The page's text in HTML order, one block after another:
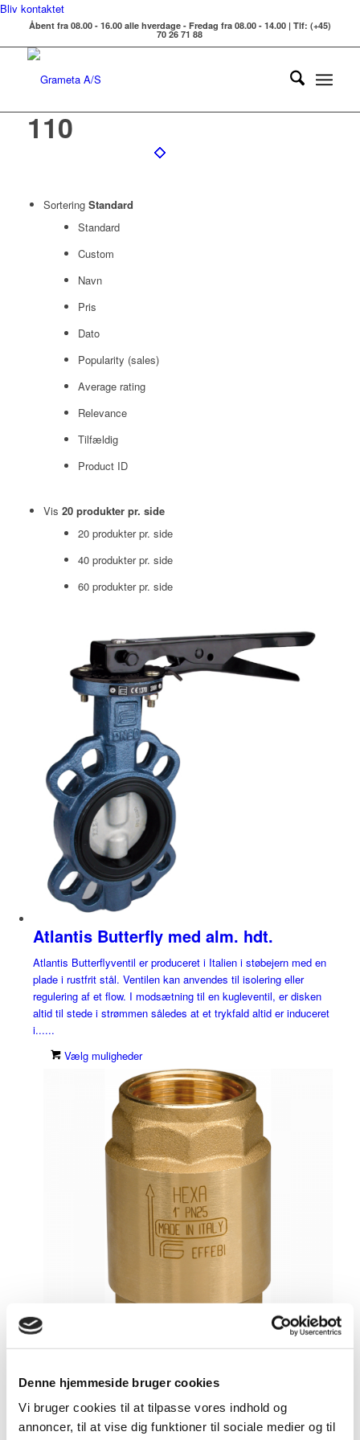
Denne hjemmeside bruger cookies
Vi bruger cookies til at tilpasse vores indhold og
annoncer, til at vise dig funktioner til sociale medier og til
Bliv kontaktet
Åbent fra 08.00 - 16.00 alle hverdage - Fredag fra 08.00 - 14.00 | Tlf: (+45)
70 26 71 88
110
Sortering Standard
Standard
Custom
Navn
Pris
Dato
Popularity (sales)
Average rating
Relevance
Tilfældig
Product ID
Vis 20 produkter pr. side
20 produkter pr. side
40 produkter pr. side
60 produkter pr. side
Atlantis Butterfly med alm. hdt.
Atlantis Butterflyventil er produceret i Italien i støbejern med en
plade i rustfrit stål. Ventilen kan anvendes til isolering eller
regulering af et flow. I modsætning til en kugleventil, er disken
altid til stede i strømmen således at et trykfald altid er induceret
i......
Vælg muligheder
messing. Ventil er udført i POM med NBR pakninger....